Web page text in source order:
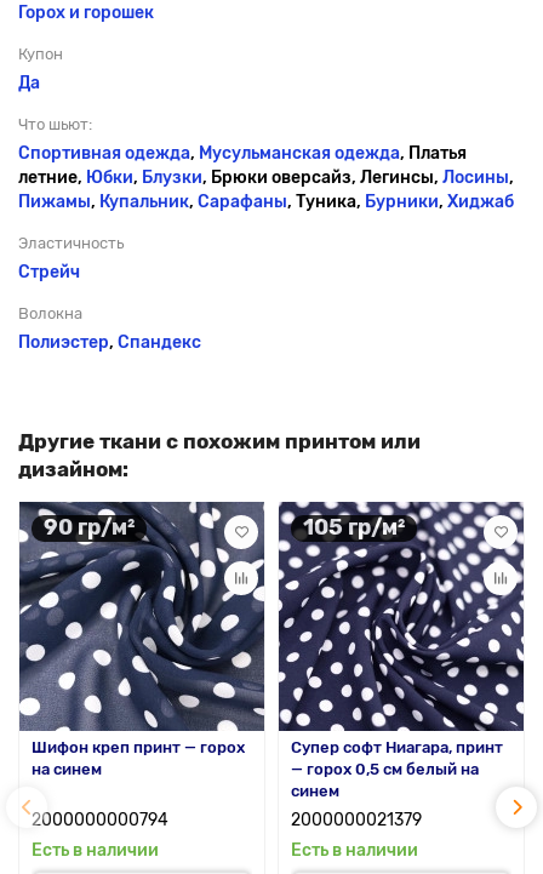
Горох и горошек
Купон
Да
Что шьют:
Спортивная одежда, Мусульманская одежда, Платья
летние, Юбки, Блузки, Брюки оверсайз, Легинсы, Лосины,
Пижамы, Купальник, Сарафаны, Туника, Бурники, Хиджаб
Эластичность
Стрейч
Волокна
Полиэстер, Спандекс
Другие ткани с похожим принтом или
дизайном:
90 гр/м²
Шифон креп принт — горох
на синем
2000000000794
Есть в наличии
105 гр/м²
Супер софт Ниагара, принт
— горох 0,5 см белый на
синем
2000000021379
Есть в наличии